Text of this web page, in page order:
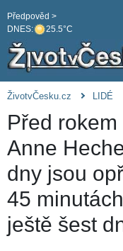
DNES: 25.5°C
Předpověd >
ŽivotvČesku.cz LIDÉ
Před
Anne
dny jsou
45
ještě šest